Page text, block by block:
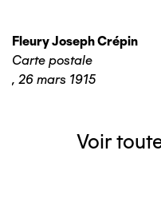
Fleury Joseph Crépin
Carte postale
, 26 mars 1915
Voir